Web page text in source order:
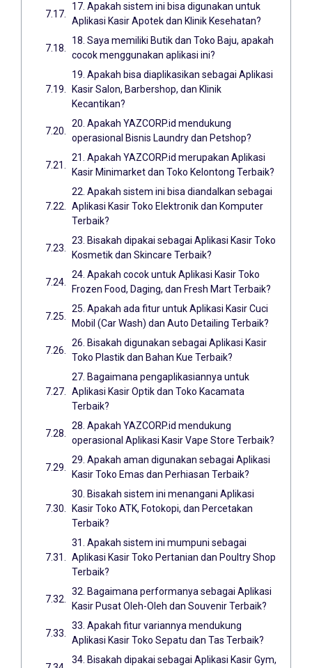
17. Apakah sistem ini bisa digunakan untuk
Aplikasi Kasir Apotek dan Klinik Kesehatan?
18. Saya memiliki Butik dan Toko Baju, apakah
cocok menggunakan aplikasi ini?
19. Apakah bisa diaplikasikan sebagai Aplikasi
Kasir Salon, Barbershop, dan Klinik
Kecantikan?
20. Apakah YAZCORP.id mendukung
operasional Bisnis Laundry dan Petshop?
21. Apakah YAZCORP.id merupakan Aplikasi
Kasir Minimarket dan Toko Kelontong Terbaik?
22. Apakah sistem ini bisa diandalkan sebagai
Aplikasi Kasir Toko Elektronik dan Komputer
Terbaik?
23. Bisakah dipakai sebagai Aplikasi Kasir Toko
Kosmetik dan Skincare Terbaik?
24. Apakah cocok untuk Aplikasi Kasir Toko
Frozen Food, Daging, dan Fresh Mart Terbaik?
25. Apakah ada fitur untuk Aplikasi Kasir Cuci
Mobil (Car Wash) dan Auto Detailing Terbaik?
26. Bisakah digunakan sebagai Aplikasi Kasir
Toko Plastik dan Bahan Kue Terbaik?
27. Bagaimana pengaplikasiannya untuk
Aplikasi Kasir Optik dan Toko Kacamata
Terbaik?
28. Apakah YAZCORP.id mendukung
operasional Aplikasi Kasir Vape Store Terbaik?
29. Apakah aman digunakan sebagai Aplikasi
Kasir Toko Emas dan Perhiasan Terbaik?
30. Bisakah sistem ini menangani Aplikasi
Kasir Toko ATK, Fotokopi, dan Percetakan
Terbaik?
31. Apakah sistem ini mumpuni sebagai
Aplikasi Kasir Toko Pertanian dan Poultry Shop
Terbaik?
32. Bagaimana performanya sebagai Aplikasi
Kasir Pusat Oleh-Oleh dan Souvenir Terbaik?
33. Apakah fitur variannya mendukung
Aplikasi Kasir Toko Sepatu dan Tas Terbaik?
34. Bisakah dipakai sebagai Aplikasi Kasir Gym,